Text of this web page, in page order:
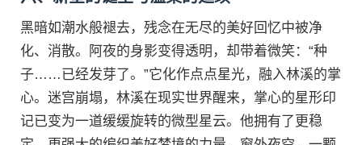
黑暗如潮水般褪去，残念在无尽的美好回忆中被净
化、消散。阿夜的身影变得透明，却带着微笑：“种
子……已经发芽了。”它化作点点星光，融入林溪的掌
心。迷宫崩塌，林溪在现实世界醒来，掌心的星形印
记已变为一道缓缓旋转的微型星云。他拥有了更稳